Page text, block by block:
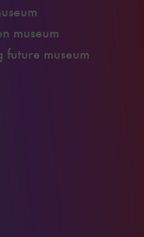
museum
future museum